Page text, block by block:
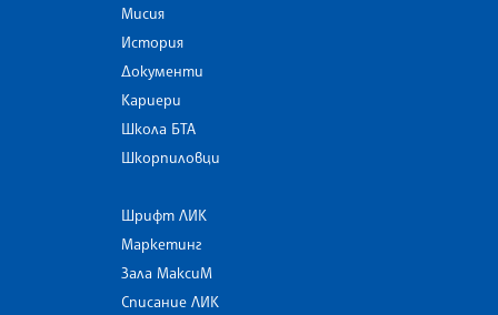
Мисия
История
Документи
Кариери
Школа БТА
Шкорпиловци
Шрифт ЛИК
Маркетинг
Зала МаксиМ
Списание ЛИК